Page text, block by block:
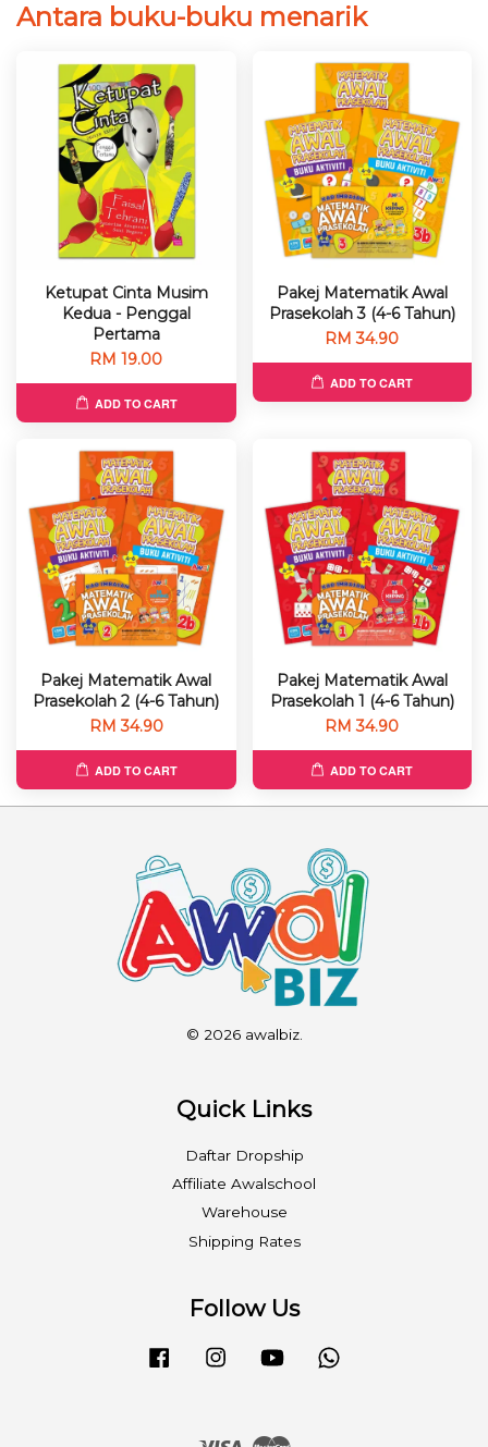
Antara buku-buku menarik
Ketupat Cinta Musim
Kedua - Penggal
Pertama
RM 19.00
ADD TO CART
Pakej Matematik Awal
Prasekolah 3 (4-6 Tahun)
RM 34.90
ADD TO CART
Pakej Matematik Awal
Prasekolah 2 (4-6 Tahun)
RM 34.90
ADD TO CART
Pakej Matematik Awal
Prasekolah 1 (4-6 Tahun)
RM 34.90
ADD TO CART
© 2026 awalbiz.
Quick Links
Daftar Dropship
Affiliate Awalschool
Warehouse
Shipping Rates
Follow Us
FacebookInstagramYouTube
Visa Master